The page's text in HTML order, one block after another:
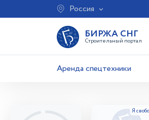
Россия
БИРЖА СНГ
Строительный портал
Аренда спецтехники